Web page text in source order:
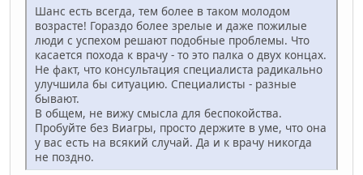
Шанс есть всегда, тем более в таком молодом
возрасте! Гораздо более зрелые и даже пожилые
люди с успехом решают подобные проблемы. Что
касается похода к врачу - то это палка о двух концах.
Не факт, что консультация специалиста радикально
улучшила бы ситуацию. Специалисты - разные
бывают.
В общем, не вижу смысла для беспокойства.
Пробуйте без Виагры, просто держите в уме, что она
у вас есть на всякий случай. Да и к врачу никогда
не поздно.